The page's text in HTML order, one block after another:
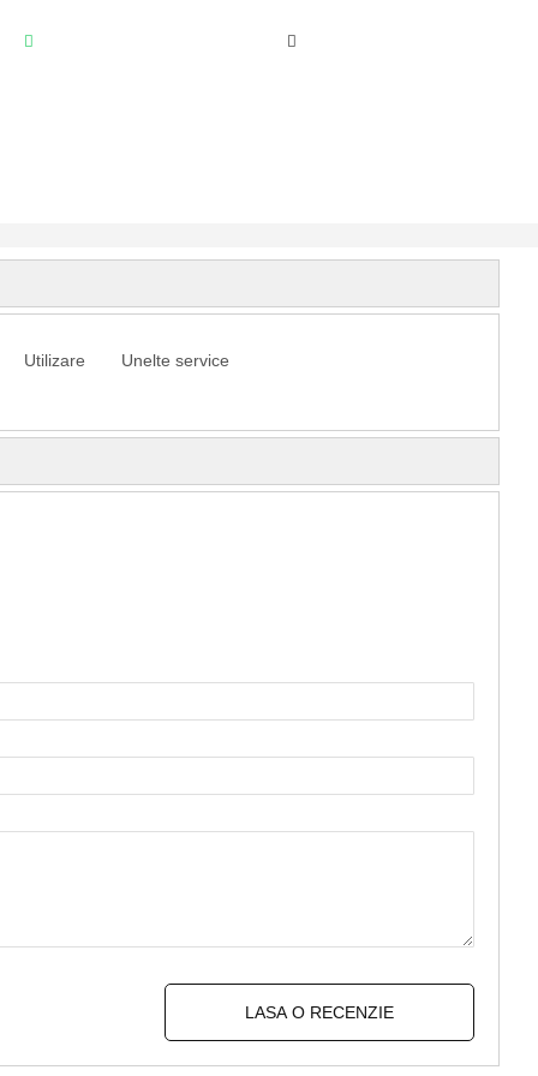
Utilizare Unelte service
LASA O RECENZIE